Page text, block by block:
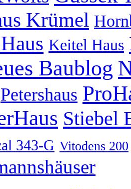
Krümel
Keitel Haus
Baublog
Petershaus
Stiebel
343-G Vitodens 200